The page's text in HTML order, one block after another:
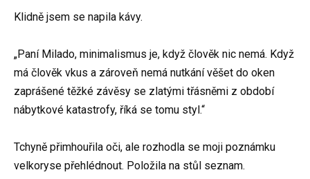
Klidně jsem se napila kávy.
„Paní Milado, minimalismus je, když člověk nic nemá. Když
má člověk vkus a zároveň nemá nutkání věšet do oken
zaprášené těžké závěsy se zlatými třásněmi z období
nábytkové katastrofy, říká se tomu styl.“
Tchyně přimhouřila oči, ale rozhodla se moji poznámku
velkoryse přehlédnout. Položila na stůl seznam.